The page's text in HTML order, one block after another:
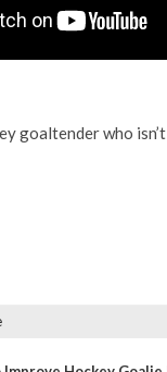
goaltender who